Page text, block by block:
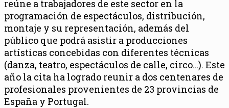
reúne a trabajadores de este sector en la
programación de espectáculos, distribución,
montaje y su representación, además del
público que podrá asistir a producciones
artísticas concebidas con diferentes técnicas
(danza, teatro, espectáculos de calle, circo…). Este
año la cita ha logrado reunir a dos centenares de
profesionales provenientes de 23 provincias de
España y Portugal.